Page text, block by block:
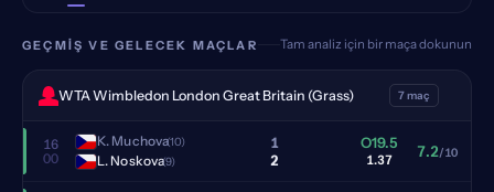
GEÇMIŞ VE GELECEK MAÇLAR Tam analiz için bir maça dokunun
WTA Wimbledon London Great Britain (Grass) 7 maç
16
00
K. Muchova(10)
L. Noskova(9)
1
2
O19.5
1.37 7.2/10